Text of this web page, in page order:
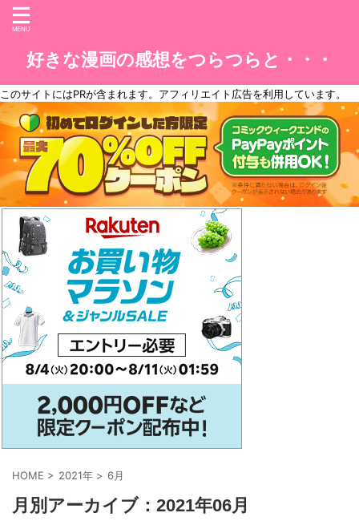
好きな漫画の感想をつらつらと・・・
このサイトにはPRが含まれます。アフィリエイト広告を利用しています。
HOME > 2021年 > 6月
月別アーカイブ：2021年06月